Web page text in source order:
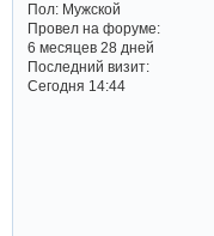
Пол:Мужской
Провел на форуме:
6 месяцев 28 дней
Последний визит:
Сегодня 14:44